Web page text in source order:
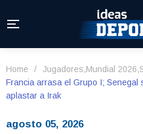
Home / Jugadores,Mundial 2026,
Francia arrasa el Grupo I; Senegal
aplastar a Irak
agosto 05, 2026